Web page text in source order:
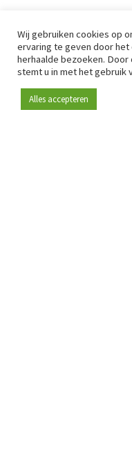
Wij gebruiken cookies op
ervaring te geven door het
herhaalde bezoeken.
stemt u in met het gebruik
Alles accepteren